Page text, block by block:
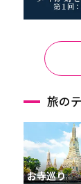
旅の
お寺巡り